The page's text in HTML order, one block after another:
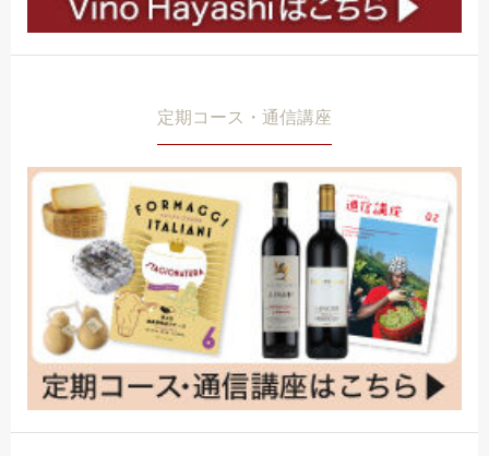
定期コース・通信講座